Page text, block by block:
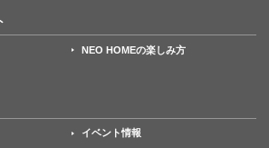
NEO HOMEの楽しみ方
イベント情報